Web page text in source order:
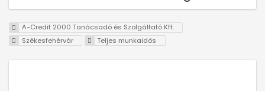
A-Credit 2000 Tanácsadó és Szolgáltató Kft.
Székesfehérvár
Teljes munkaidős